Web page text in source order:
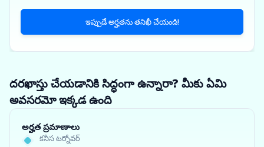
ఇప్పుడే అర్హతను తనిఖీ చేయండి!
దరఖాస్తు చేయడానికి సిద్ధంగా ఉన్నారా? మీకు ఏమి
అవసరమో ఇక్కడ ఉంది
అర్హత ప్రమాణాలు
కనీస టర్నోవర్